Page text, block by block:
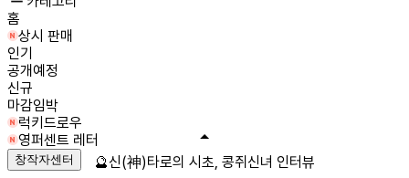
홈
상시 판매
인기
공개예정
신규
마감임박
럭키드로우
영퍼센트 레터
창작자센터 🔮신(神)타로의 시초, 콩쥐신녀 인터뷰